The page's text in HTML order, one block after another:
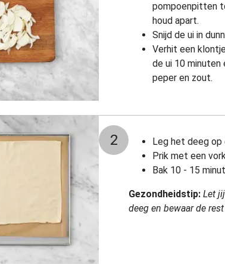
pompoenpitten
houd apart.
Snijd de ui in
Verhit een
de ui 10 minuten
peper en zout.
2
Leg het deeg op
Prik met een
Bak 10 - 15
Gezondheidstip: Let
deeg en bewaar de